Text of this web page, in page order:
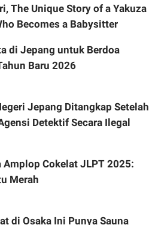
The Unique Story of a Yakuza
Becomes a Babysitter
di Jepang untuk Berdoa
Baru 2026
Jepang Ditangkap Setelah
Detektif Secara Ilegal
Amplop Cokelat JLPT 2025:
Merah
di Osaka Ini Punya Sauna